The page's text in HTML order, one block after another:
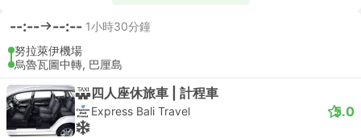
--:-- --:-- 1小時30分鐘
努拉萊伊機場
烏魯瓦圖中轉, 巴厘島
四人座休旅車 | 計程車
Express Bali Travel 5.0